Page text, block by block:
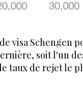
visa Schengen
soit l'un
taux de rejet le